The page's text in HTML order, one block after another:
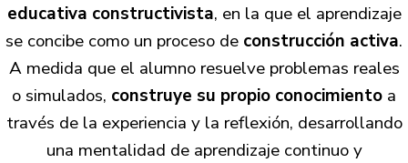
educativa constructivista, en la que el aprendizaje
se concibe como un proceso de construcción activa.
A medida que el alumno resuelve problemas reales
o simulados, construye su propio conocimiento a
través de la experiencia y la reflexión, desarrollando
una mentalidad de aprendizaje continuo y